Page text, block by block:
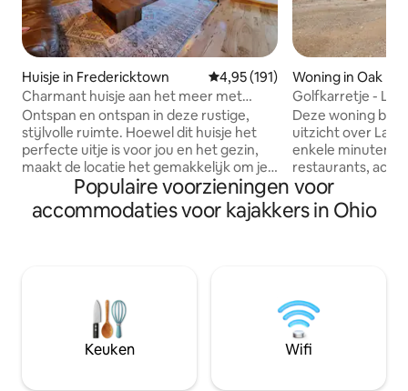
Huisje in Fredericktown Gemiddelde beoordeling van
4,95 (191)
Charmant huisje aan het meer met
bubbelbad en kajaks
Ontspan en ontspan in deze rustige,
stijlvolle ruimte. Hoewel dit huisje het
perfecte uitje is voor jou en het gezin,
maakt de locatie het gemakkelijk om je
te verplaatsen. Je bent slechts: 20
minuten van Mohican State Park 20 min
van Snowtrails Ski Resort 20 minuten van
meegeleverde kajaks en zorg ervoor dat
je je vispaal meeneemt. Dompel je onder
in het bubbelbad en rooster
marshmallow boven de vuurplaats in de
Woning in Oak
Golfkarretje -
Beach House
Deze woning
uitzicht over Lake Erie. Je
enkele minuten
restaurants,
naar Cedar
de veerboot voor
privéslaapkamers,
geleverd met
van je vakantie
maken. Kajaks,
fietsen en
Populaire voorzieningen voor
accommodaties voor kajakkers in Ohio
Keuken Wifi